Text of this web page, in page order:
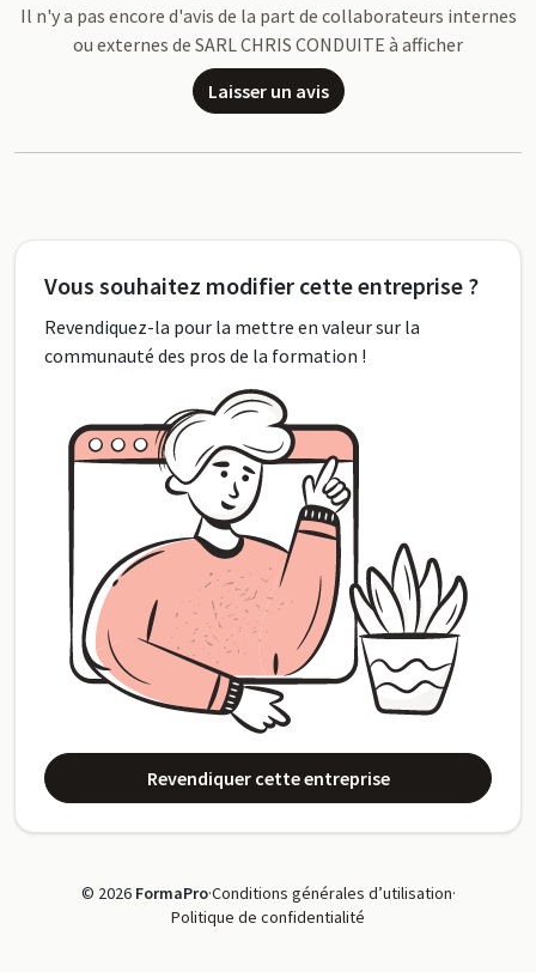
Il n'y a pas encore d'avis de la part de collaborateurs internes
ou externes de SARL CHRIS CONDUITE à afficher
Laisser un avis
Vous souhaitez modifier cette entreprise ?
Revendiquez-la pour la mettre en valeur sur la
communauté des pros de la formation !
Revendiquer cette entreprise
© 2026 FormaPro·Conditions générales d’utilisation·
Politique de confidentialité